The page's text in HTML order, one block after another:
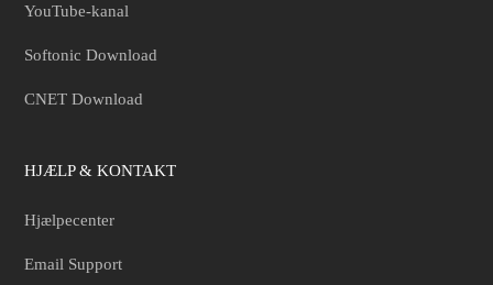
YouTube-kanal
Softonic Download
CNET Download
HJÆLP & KONTAKT
Hjælpecenter
Email Support